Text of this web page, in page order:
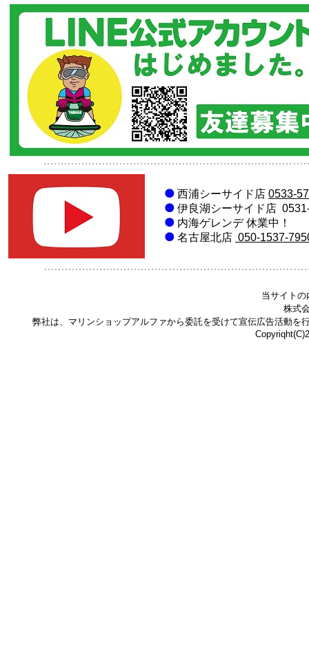
西浦シーサイド店 0533-
伊良湖シーサイド店
内海ゲレンデ 休業中！
名古屋北店 050-1537-
当サイト
株式
弊社は、マリンショップアルファから委託を受けて宣伝広告活動